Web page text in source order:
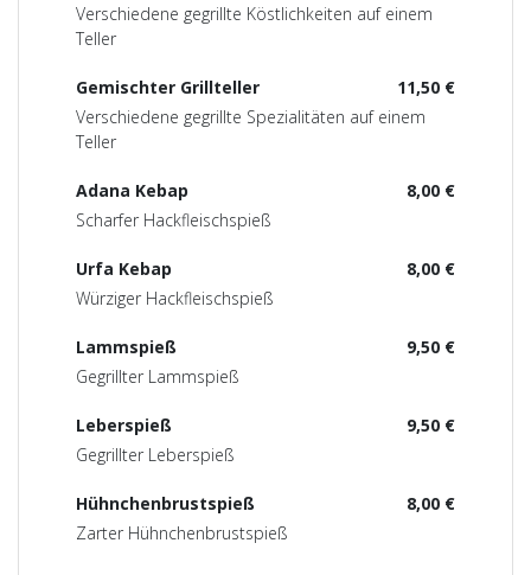
Verschiedene gegrillte Köstlichkeiten auf einem
Teller
11,50 €
Gemischter Grillteller
Verschiedene gegrillte Spezialitäten auf einem
Teller
8,00 €
Adana Kebap
Scharfer Hackfleischspieß
8,00 €
Urfa Kebap
Würziger Hackfleischspieß
9,50 €
Lammspieß
Gegrillter Lammspieß
9,50 €
Leberspieß
Gegrillter Leberspieß
8,00 €
Hühnchenbrustspieß
Zarter Hühnchenbrustspieß